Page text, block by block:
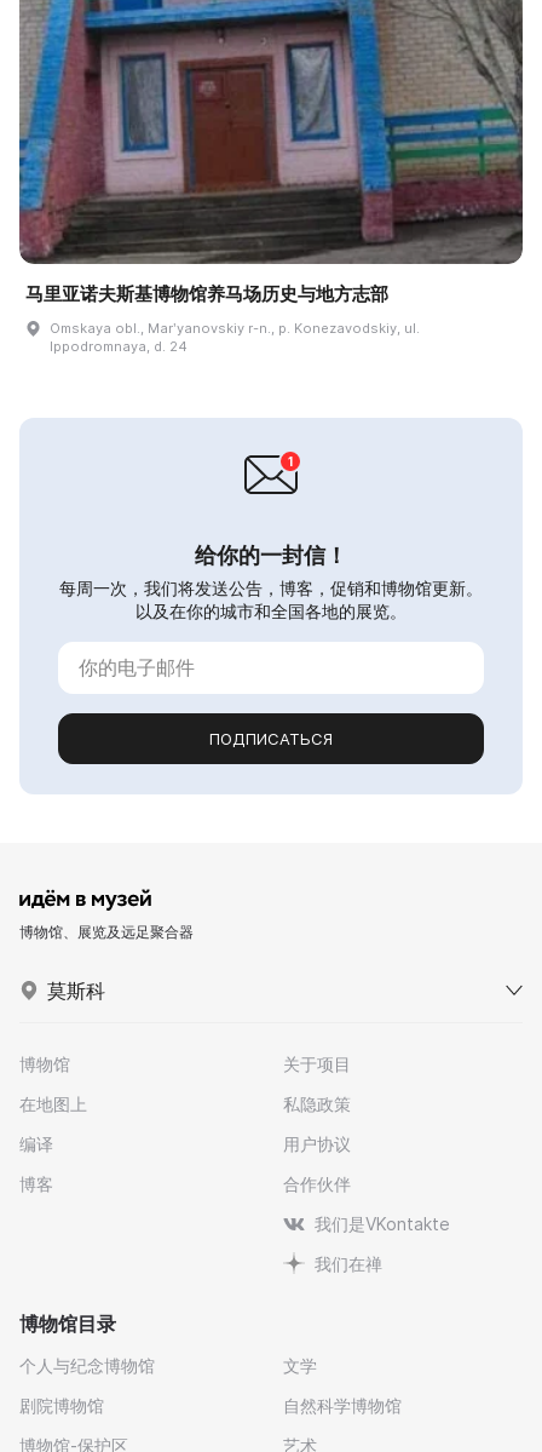
马里亚诺夫斯基博物馆养马场历史与地方志部
Omskaya obl., Marʹyanovskiy r-n., p. Konezavodskiy, ul.
Ippodromnaya, d. 24
给你的一封信！
每周一次，我们将发送公告，博客，促销和博物馆更新。
以及在你的城市和全国各地的展览。
ПОДПИСАТЬСЯ
博物馆、展览及远足聚合器
莫斯科
博物馆
在地图上
编译
博客
关于项目
私隐政策
用户协议
合作伙伴
我们是VKontakte
我们在禅
博物馆目录
个人与纪念博物馆
剧院博物馆
博物馆-保护区
文学
自然科学博物馆
艺术